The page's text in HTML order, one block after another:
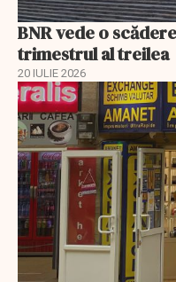
BNR vede o
trimestrul al treilea
20 IULIE 2026